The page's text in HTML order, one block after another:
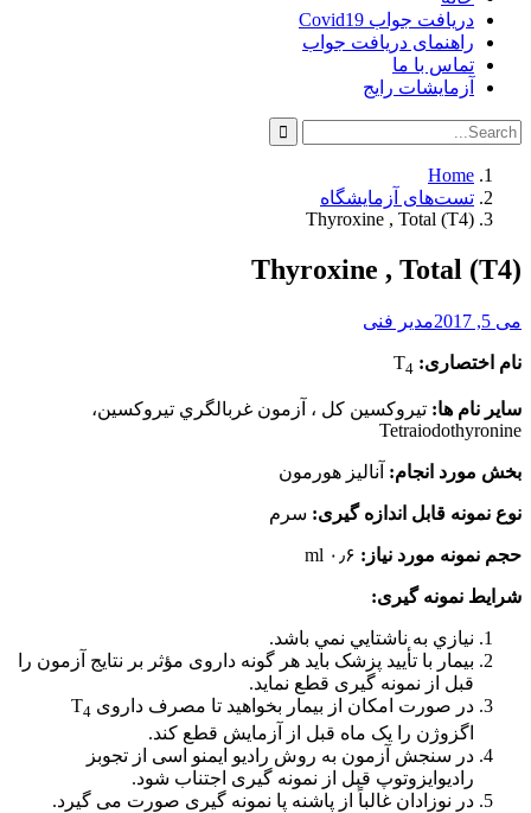
دریافت جواب Covid19
راهنمای دریافت جواب
تماس با ما
آزمایشات رایج
Search
Search
for:
Home
تست‌های آزمایشگاه
Thyroxine , Total (T4)
Thyroxine , Total (T4)
می 5, 2017 مدیر فنی
نام اختصاری: T4
سایر نام ها: تيروكسين كل ، آزمون غربالگري تيروكسين،
Tetraiodothyronine
بخش مورد انجام: آنالیز هورمون
نوع نمونه قابل اندازه گیری: سرم
حجم نمونه مورد نیاز: ۰٫۶ ml
شرایط نمونه گیری:
نيازي به ناشتايي نمي باشد.
بیمار با تأیید پزشک باید هر گونه داروی مؤثر بر نتایج آزمون را
قبل از نمونه گیری قطع نماید.
در صورت امکان از بیمار بخواهید تا مصرف داروی T 4
اگزوژن را یک ماه قبل از آزمایش قطع کند.
در سنجش آزمون به روش رادیو ایمنو اسی از تجوبز
رادیوایزوتوپ قبل از نمونه گیری اجتناب شود.
در نوزادان غالباً از پاشنه پا نمونه گیری صورت می گیرد.